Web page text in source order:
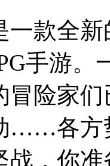
一款全
手游。
冒险家
……各方
战，你